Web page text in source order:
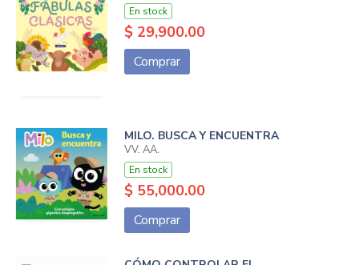
En stock
$ 29,900.00
Comprar
MILO. BUSCA Y ENCUENTRA
VV. AA.
En stock
$ 55,000.00
Comprar